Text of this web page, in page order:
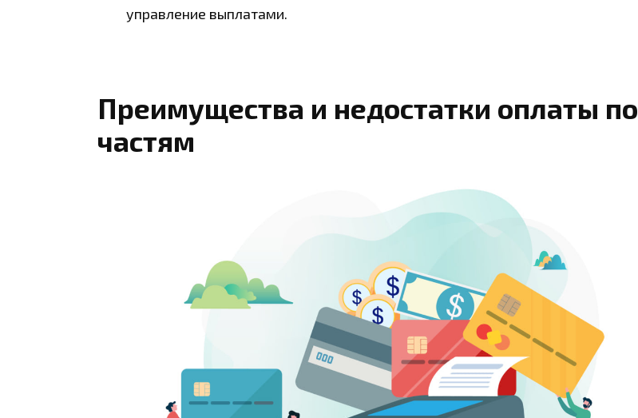
управление выплатами.
Преимущества и недостатки оплаты по
частям